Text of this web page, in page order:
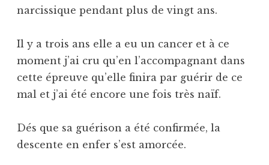
narcissique pendant plus de vingt ans.
Il y a trois ans elle a eu un cancer et à ce
moment j’ai cru qu’en l’accompagnant dans
cette épreuve qu’elle finira par guérir de ce
mal et j’ai été encore une fois très naïf.
Dés que sa guérison a été confirmée, la
descente en enfer s’est amorcée.